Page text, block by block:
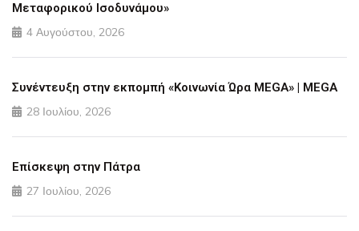
Μεταφορικού Ισοδυνάμου»
4 Αυγούστου, 2026
Συνέντευξη στην εκπομπή «Κοινωνία Ώρα MEGA» | MEGA
28 Ιουλίου, 2026
Επίσκεψη στην Πάτρα
27 Ιουλίου, 2026